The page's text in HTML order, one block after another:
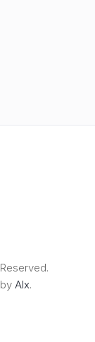
Alx.